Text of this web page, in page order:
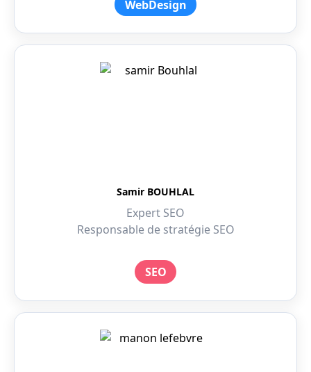
WebDesign
Samir BOUHLAL
Expert SEO
Responsable de stratégie SEO
SEO